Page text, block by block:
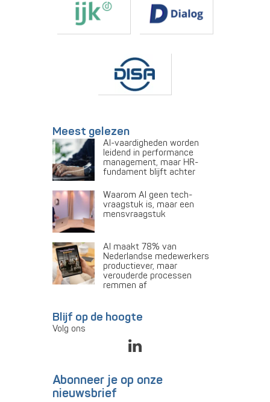
Meest gelezen
AI-vaardigheden worden
leidend in performance
management, maar HR-
fundament blijft achter
Waarom AI geen tech-
vraagstuk is, maar een
mensvraagstuk
AI maakt 78% van
Nederlandse medewerkers
productiever, maar
verouderde processen
remmen af
Blijf op de hoogte
Volg ons
Abonneer je op onze
nieuwsbrief